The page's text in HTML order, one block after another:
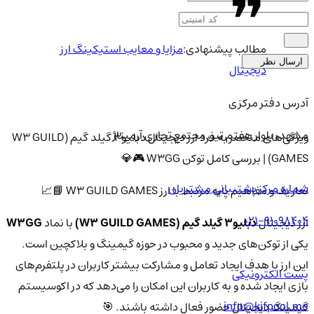
مطالب پیشنهادی:مزایا و معایب استیکینگ ارز
دیجیتال
ویژگی‌های منحصر به فرد ارز دیجیتال دبلیو3 گیلد گیم (W3 GUILD
GAMES) | بررسی کامل توکن W3GG 🎮💎
تعاریف و مفاهیم پایه مرتبط با ارز W3 GUILD GAMES 📘📈
ارز دیجیتالدبلیو3 گیلد گیم (W3 GUILD GAMES) با نمادW3GG
یکی از توکن‌های جدید و محبوب در حوزه گیمینگ و بلاکچین است.
این ارز با هدف ایجاد تعامل و مشارکت بیشتر کاربران در پلتفرم‌های
بازی ایجاد شده و به کاربران این امکان را می‌دهد که در اکوسیستم
گیمینگ دیجیتال حضور فعال داشته باشند. 🎯
ارسال نظر
آدرس دفتر مرکزی
مشهد، بلوار هفتم تیر، مجتمع تجاری آرمیتاژ
شماره مرکز پشتیبانی مشتریان
021-91098404
پست الکترونیکی
info@kifpool.me